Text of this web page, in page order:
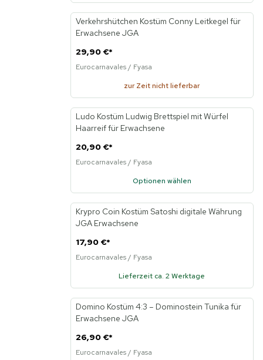
Neu
Verkehrshütchen Kostüm Conny Leitkegel für
Erwachsene JGA
29,90 €*
Eurocarnavales / Fyasa
zur Zeit nicht lieferbar
Neu
Ludo Kostüm Ludwig Brettspiel mit Würfel
Haarreif für Erwachsene
20,90 €*
Eurocarnavales / Fyasa
Optionen wählen
Neu
Krypro Coin Kostüm Satoshi digitale Währung
JGA Erwachsene
17,90 €*
Eurocarnavales / Fyasa
Lieferzeit ca. 2 Werktage
Neu
KI
Domino Kostüm 4:3 – Dominostein Tunika für
Erwachsene JGA
26,90 €*
Eurocarnavales / Fyasa